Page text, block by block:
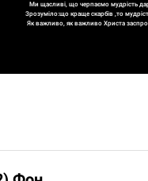
Ми щасливі, що черпаємо мудрість
Зрозуміло:що краще скарбів ,то
Як важливо, як важливо Христа